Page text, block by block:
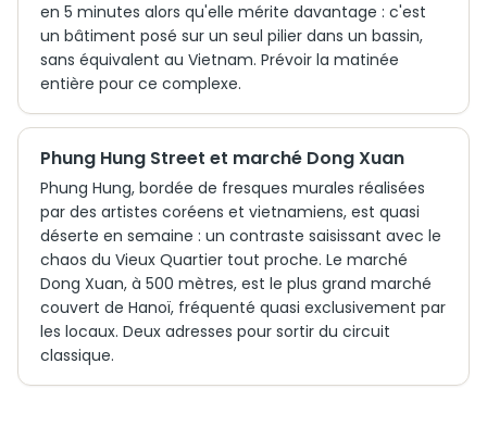
en 5 minutes alors qu'elle mérite davantage : c'est
un bâtiment posé sur un seul pilier dans un bassin,
sans équivalent au Vietnam. Prévoir la matinée
entière pour ce complexe.
Phung Hung Street et marché Dong Xuan
Phung Hung, bordée de fresques murales réalisées
par des artistes coréens et vietnamiens, est quasi
déserte en semaine : un contraste saisissant avec le
chaos du Vieux Quartier tout proche. Le marché
Dong Xuan, à 500 mètres, est le plus grand marché
couvert de Hanoï, fréquenté quasi exclusivement par
les locaux. Deux adresses pour sortir du circuit
classique.